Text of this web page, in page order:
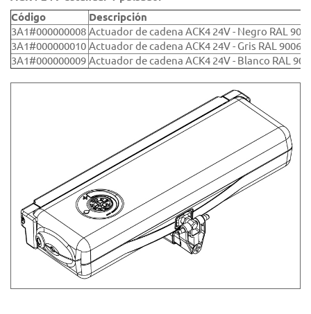
Código
Descripción
3A1#000000008 Actuador de cadena ACK4 24V - Negro RAL
3A1#000000010 Actuador de cadena ACK4 24V - Gris RAL 9006
3A1#000000009 Actuador de cadena ACK4 24V - Blanco RAL